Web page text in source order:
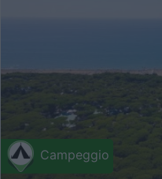
Campeggio